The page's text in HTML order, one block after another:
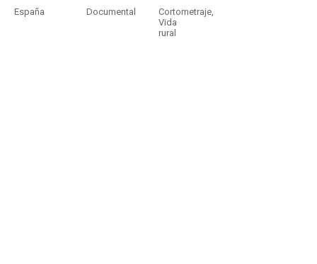
España Documental Cortometraje,
Vida
rural